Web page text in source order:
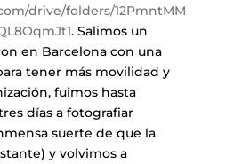
drive/folders/12PmntMM
. Salimos un
en Barcelona con una
tener más movilidad y
fuimos hasta
días a fotografiar
suerte de que la
y volvimos a